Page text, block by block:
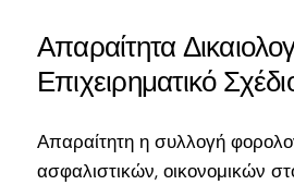
Απαραίτητα
Επιχειρηματικό
Απαραίτητη η συλλογή
ασφαλιστικών, οικονομικών